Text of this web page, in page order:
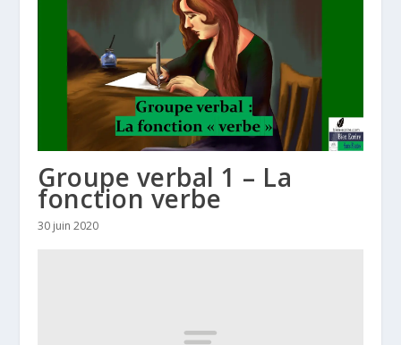
Groupe verbal 1 – La
fonction verbe
30 juin 2020